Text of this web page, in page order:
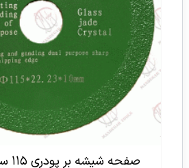
صفحه شیشه بر پودری ۱۱۵ سبز برند EGELI